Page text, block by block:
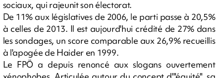
sociaux, qui rajeunit son électorat.
De 11% aux législatives de 2006, le parti passe à 20,5%
à celles de 2013. Il est aujourd'hui crédité de 27% dans
les sondages, un score comparable aux 26,9% recueillis
à l'apogée de Haider en 1999.
Le FPÖ a depuis renoncé aux slogans ouvertement